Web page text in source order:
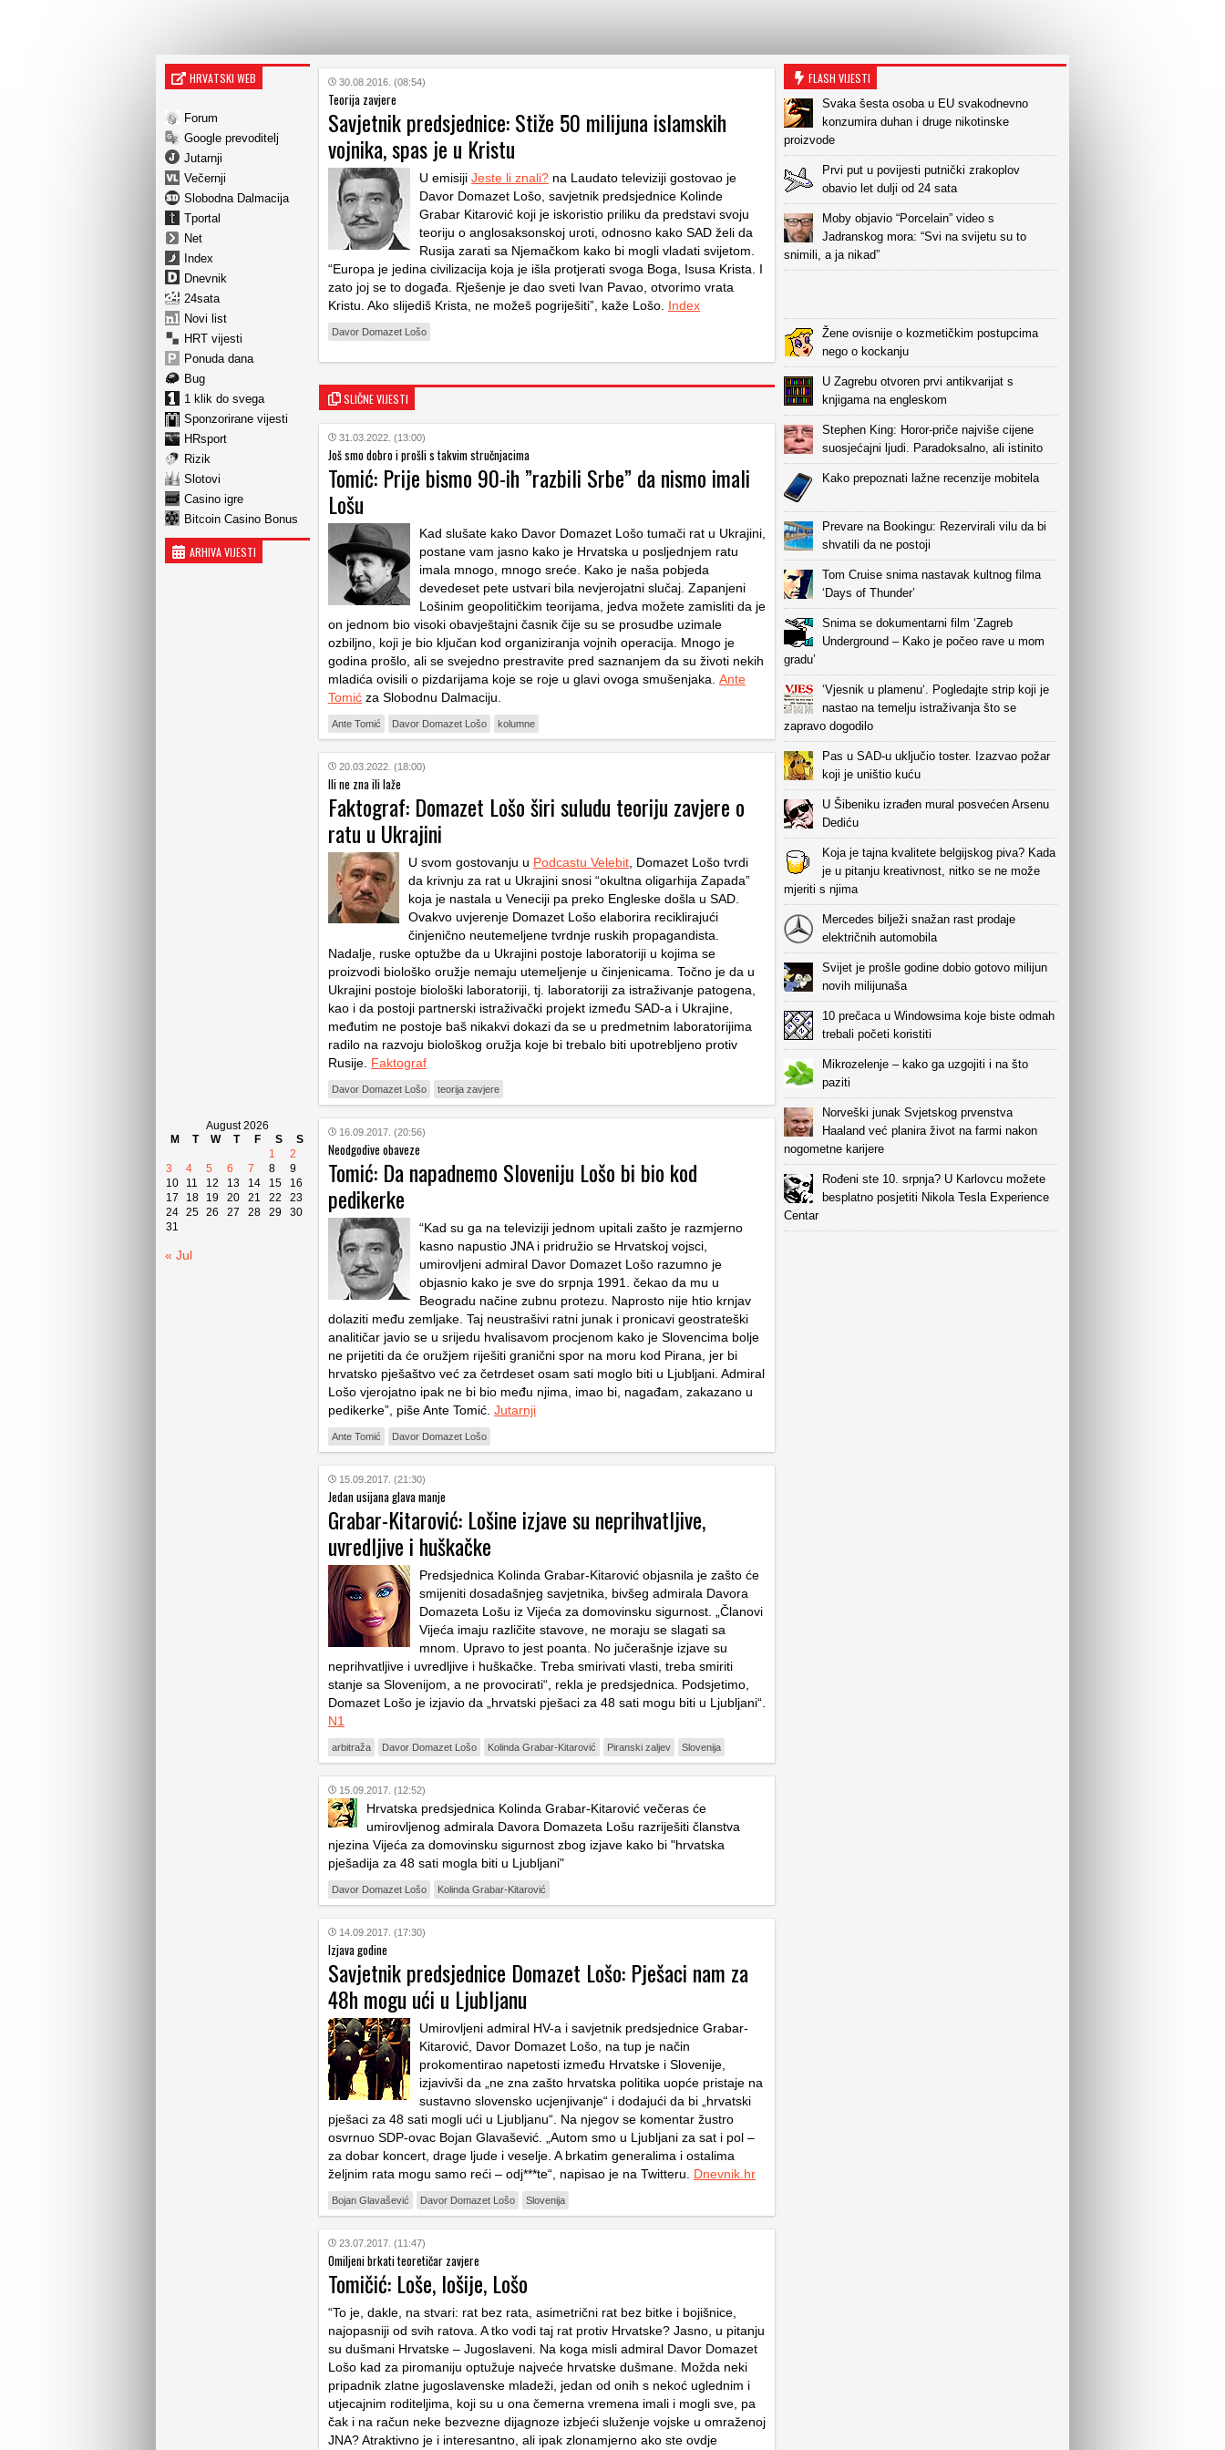
HRVATSKI WEB
Forum
Google prevoditelj
Jutarnji
Večernji
Slobodna Dalmacija
Tportal
Net
Index
Dnevnik
24sata
Novi list
HRT vijesti
Ponuda dana
Bug
1 klik do svega
Sponzorirane vijesti
HRsport
Rizik
Slotovi
Casino igre
Bitcoin Casino Bonus
ARHIVA VIJESTI
August 2026
M
T W T F S
S
1
2
3
4 5 6 7 8
9
10
11 12 13 14 15
16
17
18 19 20 21 22
23
24 25 26 27 28 29
30
31
« Jul
30.08.2016. (08:54)
Teorija zavjere
Savjetnik predsjednice: Stiže 50 milijuna islamskih
vojnika, spas je u Kristu
U emisiji Jeste li znali? na Laudato televiziji gostovao je
Davor Domazet Lošo, savjetnik predsjednice Kolinde
Grabar Kitarović koji je iskoristio priliku da predstavi svoju
teoriju o anglosaksonskoj uroti, odnosno kako SAD želi da
Rusija zarati sa Njemačkom kako bi mogli vladati svijetom.
“Europa je jedina civilizacija koja je išla protjerati svoga Boga, Isusa Krista. I
zato joj se to događa. Rješenje je dao sveti Ivan Pavao, otvorimo vrata
Kristu. Ako slijediš Krista, ne možeš pogriješiti”, kaže Lošo. Index
Davor Domazet Lošo
SLIČNE VIJESTI
31.03.2022. (13:00)
Još smo dobro i prošli s takvim stručnjacima
Tomić: Prije bismo 90-ih ”razbili Srbe” da nismo imali
Lošu
Kad slušate kako Davor Domazet Lošo tumači rat u Ukrajini,
postane vam jasno kako je Hrvatska u posljednjem ratu
imala mnogo, mnogo sreće. Kako je naša pobjeda
devedeset pete ustvari bila nevjerojatni slučaj. Zapanjeni
Lošinim geopolitičkim teorijama, jedva možete zamisliti da je
on jednom bio visoki obavještajni časnik čije su se prosudbe uzimale
ozbiljno, koji je bio ključan kod organiziranja vojnih operacija. Mnogo je
godina prošlo, ali se svejedno prestravite pred saznanjem da su životi nekih
mladića ovisili o pizdarijama koje se roje u glavi ovoga smušenjaka. Ante
Tomić za Slobodnu Dalmaciju.
Ante Tomić Davor Domazet Lošo kolumne
20.03.2022. (18:00)
Ili ne zna ili laže
Faktograf: Domazet Lošo širi suludu teoriju zavjere o
ratu u Ukrajini
U svom gostovanju u Podcastu Velebit , Domazet Lošo tvrdi
da krivnju za rat u Ukrajini snosi “okultna oligarhija Zapada”
koja je nastala u Veneciji pa preko Engleske došla u SAD.
Ovakvo uvjerenje Domazet Lošo elaborira reciklirajući
činjenično neutemeljene tvrdnje ruskih propagandista.
Nadalje, ruske optužbe da u Ukrajini postoje laboratoriji u kojima se
proizvodi biološko oružje nemaju utemeljenje u činjenicama. Točno je da u
Ukrajini postoje biološki laboratoriji, tj. laboratoriji za istraživanje patogena,
kao i da postoji partnerski istraživački projekt između SAD-a i Ukrajine,
međutim ne postoje baš nikakvi dokazi da se u predmetnim laboratorijima
radilo na razvoju biološkog oružja koje bi trebalo biti upotrebljeno protiv
Rusije. Faktograf
Davor Domazet Lošo teorija zavjere
16.09.2017. (20:56)
Neodgodive obaveze
Tomić: Da napadnemo Sloveniju Lošo bi bio kod
pedikerke
“Kad su ga na televiziji jednom upitali zašto je razmjerno
kasno napustio JNA i pridružio se Hrvatskoj vojsci,
umirovljeni admiral Davor Domazet Lošo razumno je
objasnio kako je sve do srpnja 1991. čekao da mu u
Beogradu načine zubnu protezu. Naprosto nije htio krnjav
dolaziti među zemljake. Taj neustrašivi ratni junak i pronicavi geostrateški
analitičar javio se u srijedu hvalisavom procjenom kako je Slovencima bolje
ne prijetiti da će oružjem riješiti granični spor na moru kod Pirana, jer bi
hrvatsko pješaštvo već za četrdeset osam sati moglo biti u Ljubljani. Admiral
Lošo vjerojatno ipak ne bi bio među njima, imao bi, nagađam, zakazano u
pedikerke”, piše Ante Tomić. Jutarnji
Ante Tomić Davor Domazet Lošo
15.09.2017. (21:30)
Jedan usijana glava manje
Grabar-Kitarović: Lošine izjave su neprihvatljive,
uvredljive i huškačke
Predsjednica Kolinda Grabar-Kitarović objasnila je zašto će
smijeniti dosadašnjeg savjetnika, bivšeg admirala Davora
Domazeta Lošu iz Vijeća za domovinsku sigurnost. „Članovi
Vijeća imaju različite stavove, ne moraju se slagati sa
mnom. Upravo to jest poanta. No jučerašnje izjave su
neprihvatljive i uvredljive i huškačke. Treba smirivati vlasti, treba smiriti
stanje sa Slovenijom, a ne provocirati“, rekla je predsjednica. Podsjetimo,
Domazet Lošo je izjavio da „hrvatski pješaci za 48 sati mogu biti u Ljubljani“.
N1
arbitraža Davor Domazet Lošo Kolinda Grabar-Kitarović Piranski zaljev Slovenija
15.09.2017. (12:52)
Hrvatska predsjednica Kolinda Grabar-Kitarović večeras će
umirovljenog admirala Davora Domazeta Lošu razriješiti članstva
njezina Vijeća za domovinsku sigurnost zbog izjave kako bi "hrvatska
pješadija za 48 sati mogla biti u Ljubljani"
Davor Domazet Lošo Kolinda Grabar-Kitarović
14.09.2017. (17:30)
Izjava godine
Savjetnik predsjednice Domazet Lošo: Pješaci nam za
48h mogu ući u Ljubljanu
Umirovljeni admiral HV-a i savjetnik predsjednice Grabar-
Kitarović, Davor Domazet Lošo, na tup je način
prokomentirao napetosti između Hrvatske i Slovenije,
izjavivši da „ne zna zašto hrvatska politika uopće pristaje na
sustavno slovensko ucjenjivanje“ i dodajući da bi „hrvatski
pješaci za 48 sati mogli ući u Ljubljanu“. Na njegov se komentar žustro
osvrnuo SDP-ovac Bojan Glavašević. „Autom smo u Ljubljani za sat i pol –
za dobar koncert, drage ljude i veselje. A brkatim generalima i ostalima
željnim rata mogu samo reći – odj***te“, napisao je na Twitteru. Dnevnik.hr
Bojan Glavašević Davor Domazet Lošo Slovenija
23.07.2017. (11:47)
Omiljeni brkati teoretičar zavjere
Tomičić: Loše, lošije, Lošo
“To je, dakle, na stvari: rat bez rata, asimetrični rat bez bitke i bojišnice,
najopasniji od svih ratova. A tko vodi taj rat protiv Hrvatske? Jasno, u pitanju
su dušmani Hrvatske – Jugoslaveni. Na koga misli admiral Davor Domazet
Lošo kad za piromaniju optužuje najveće hrvatske dušmane. Možda neki
pripadnik zlatne jugoslavenske mladeži, jedan od onih s nekoć uglednim i
utjecajnim roditeljima, koji su u ona čemerna vremena imali i mogli sve, pa
čak i na račun neke bezvezne dijagnoze izbjeći služenje vojske u omraženoj
JNA? Atraktivno je i interesantno, ali ipak zlonamjerno ako ste ovdje
FLASH VIJESTI
Svaka šesta osoba u EU svakodnevno
konzumira duhan i druge nikotinske
proizvode
Prvi put u povijesti putnički zrakoplov
obavio let dulji od 24 sata
Moby objavio “Porcelain” video s
Jadranskog mora: “Svi na svijetu su to
snimili, a ja nikad”
Žene ovisnije o kozmetičkim postupcima
nego o kockanju
U Zagrebu otvoren prvi antikvarijat s
knjigama na engleskom
Stephen King: Horor-priče najviše cijene
suosjećajni ljudi. Paradoksalno, ali istinito
Kako prepoznati lažne recenzije mobitela
Prevare na Bookingu: Rezervirali vilu da bi
shvatili da ne postoji
Tom Cruise snima nastavak kultnog filma
‘Days of Thunder’
Snima se dokumentarni film ‘Zagreb
Underground – Kako je počeo rave u mom
gradu’
‘Vjesnik u plamenu‘. Pogledajte strip koji je
nastao na temelju istraživanja što se
zapravo dogodilo
Pas u SAD-u uključio toster. Izazvao požar
koji je uništio kuću
U Šibeniku izrađen mural posvećen Arsenu
Dediću
Koja je tajna kvalitete belgijskog piva? Kada
je u pitanju kreativnost, nitko se ne može
mjeriti s njima
Mercedes bilježi snažan rast prodaje
električnih automobila
Svijet je prošle godine dobio gotovo milijun
novih milijunaša
10 prečaca u Windowsima koje biste odmah
trebali početi koristiti
Mikrozelenje – kako ga uzgojiti i na što
paziti
Norveški junak Svjetskog prvenstva
Haaland već planira život na farmi nakon
nogometne karijere
Rođeni ste 10. srpnja? U Karlovcu možete
besplatno posjetiti Nikola Tesla Experience
Centar